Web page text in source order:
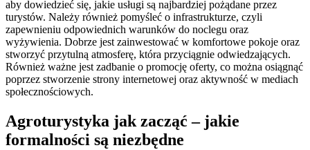
aby dowiedzieć się, jakie usługi są najbardziej pożądane przez
turystów. Należy również pomyśleć o infrastrukturze, czyli
zapewnieniu odpowiednich warunków do noclegu oraz
wyżywienia. Dobrze jest zainwestować w komfortowe pokoje oraz
stworzyć przytulną atmosferę, która przyciągnie odwiedzających.
Również ważne jest zadbanie o promocję oferty, co można osiągnąć
poprzez stworzenie strony internetowej oraz aktywność w mediach
społecznościowych.
Agroturystyka jak zacząć – jakie
formalności są niezbędne